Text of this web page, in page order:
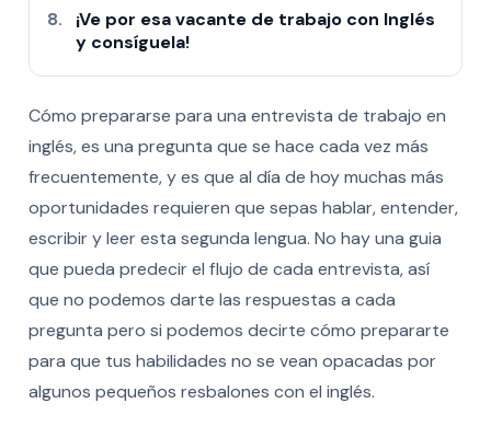
¡Ve por esa vacante de trabajo con Inglés
y consíguela!
Cómo prepararse para una entrevista de trabajo en
inglés, es una pregunta que se hace cada vez más
frecuentemente, y es que al día de hoy muchas más
oportunidades requieren que sepas hablar, entender,
escribir y leer esta segunda lengua. No hay una guia
que pueda predecir el flujo de cada entrevista, así
que no podemos darte las respuestas a cada
pregunta pero si podemos decirte cómo prepararte
para que tus habilidades no se vean opacadas por
algunos pequeños resbalones con el inglés.